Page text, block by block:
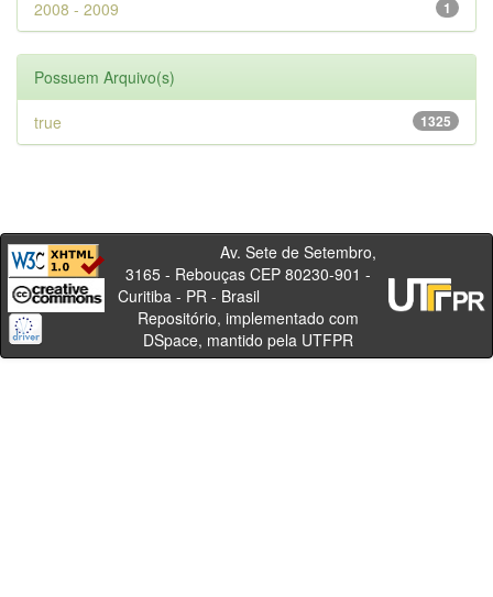
1
2008 - 2009
Possuem Arquivo(s)
1325
true
Av. Sete de Setembro,
3165 - Rebouças CEP 80230-901 -
Curitiba - PR - Brasil
Repositório, implementado com
DSpace, mantido pela UTFPR